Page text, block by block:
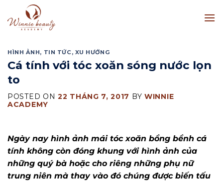
to
content
HÌNH ẢNH, TIN TỨC, XU HƯỚNG
Cá tính với tóc xoăn sóng nước lọn
to
POSTED ON 22 THÁNG 7, 2017 BYWINNIE
ACADEMY
Ngày nay hình ảnh mái tóc xoăn bồng bềnh cá
tính không còn đóng khung với hình ảnh của
những quý bà hoặc cho riêng những phụ nữ
trung niên mà thay vào đó chúng được biến tấu